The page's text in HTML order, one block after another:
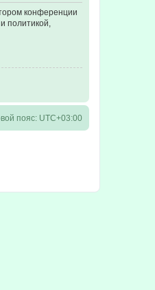
конференции
политикой,
пояс: UTC+03:00